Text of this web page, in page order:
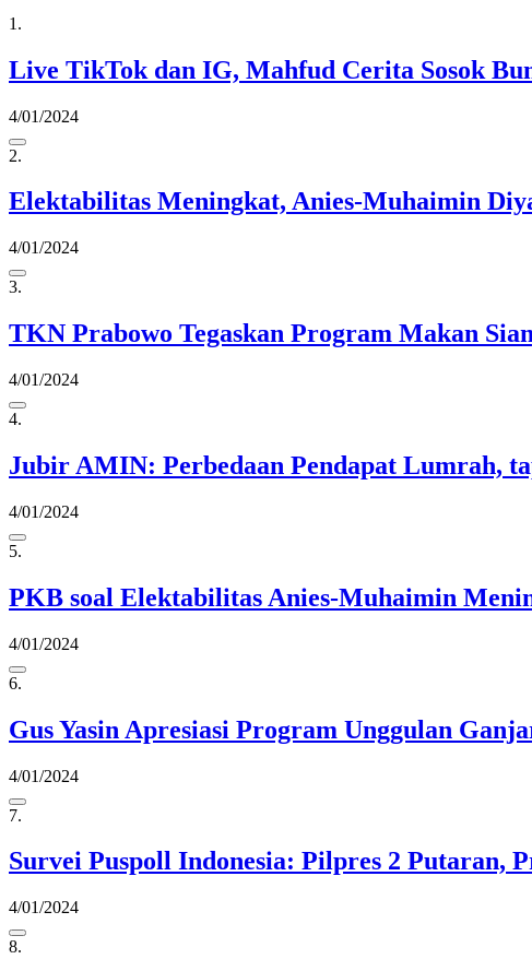
1.
Live TikTok dan IG, Mahfud Cerita Sosok
4/01/2024
2.
Elektabilitas Meningkat, Anies-Muhaimin
4/01/2024
3.
TKN Prabowo Tegaskan Program Makan
4/01/2024
4.
Jubir AMIN: Perbedaan Pendapat Lumrah,
4/01/2024
5.
PKB soal Elektabilitas Anies-Muhaimin
4/01/2024
6.
Gus Yasin Apresiasi Program Unggulan
4/01/2024
7.
Survei Puspoll Indonesia: Pilpres 2 Putaran,
4/01/2024
8.